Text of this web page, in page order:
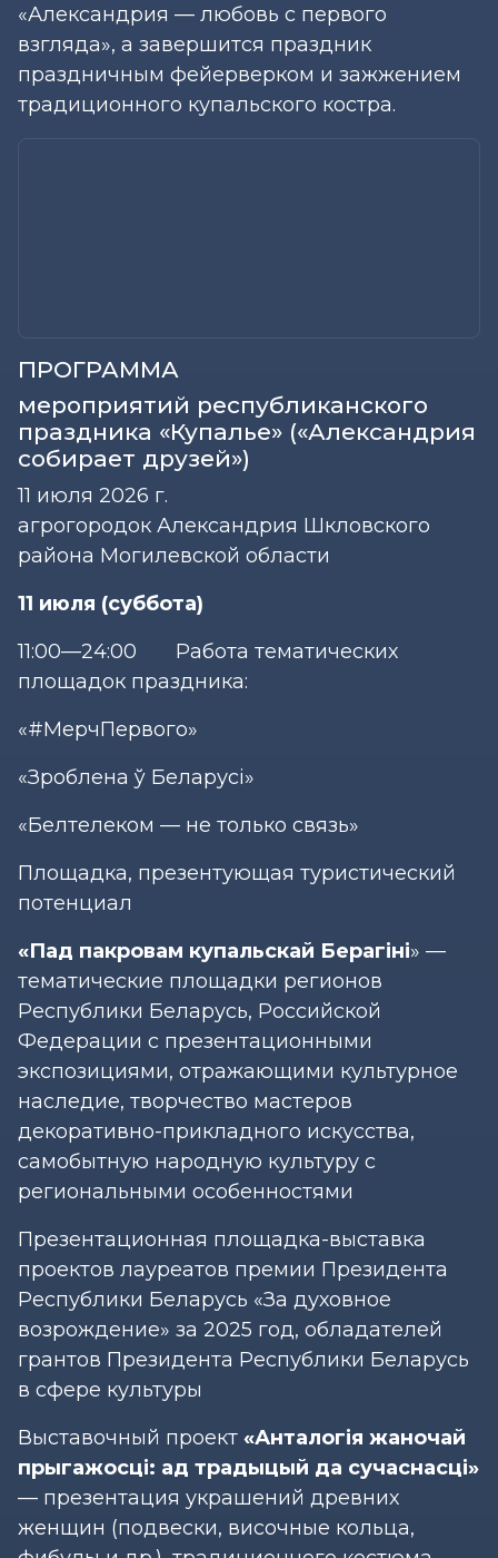
«Александрия — любовь с первого
взгляда», а завершится праздник
праздничным фейерверком и зажжением
традиционного купальского костра.
ПРОГРАММА
мероприятий республиканского
праздника «Купалье» («Александрия
собирает друзей»)
11 июля 2026 г.
агрогородок Александрия Шкловского
района Могилевской области
11 июля (суббота)
11:00—24:00 Работа тематических
площадок праздника:
«#МерчПервого»
«Зроблена ў Беларусi»
«Белтелеком — не только связь»
Площадка, презентующая туристический
потенциал
«Пад пакровам купальскай Берагіні» —
тематические площадки регионов
Республики Беларусь, Российской
Федерации с презентационными
экспозициями, отражающими культурное
наследие, творчество мастеров
декоративно-прикладного искусства,
самобытную народную культуру с
региональными особенностями
Презентационная площадка-выставка
проектов лауреатов премии Президента
Республики Беларусь «За духовное
возрождение» за 2025 год, обладателей
грантов Президента Республики Беларусь
в сфере культуры
Выставочный проект «Анталогія жаночай
прыгажосці: ад традыцый да сучаснасці»
— презентация украшений древних
женщин (подвески, височные кольца,